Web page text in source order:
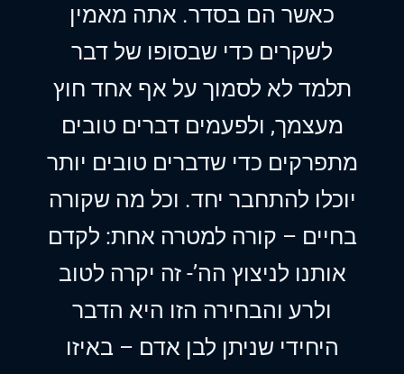
כאשר הם בסדר. אתה מאמין
לשקרים כדי שבסופו של דבר
תלמד לא לסמוך על אף אחד חוץ
מעצמך, ולפעמים דברים טובים
מתפרקים כדי שדברים טובים יותר
יוכלו להתחבר יחד. וכל מה שקורה
בחיים – קורה למטרה אחת: לקדם
אותנו לניצוץ הה’- זה יקרה לטוב
ולרע והבחירה הזו היא הדבר
היחידי שניתן לבן אדם – באיזו